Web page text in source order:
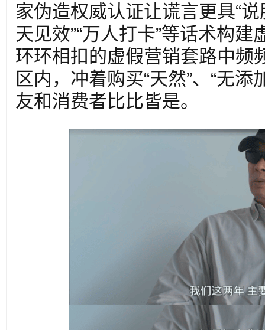
家伪造权威认证让谎言更具“
天见效”“万人打卡”等话术构
环环相扣的虚假营销套路中频
区内，冲着购买“天然”、“无添
友和消费者比比皆是。